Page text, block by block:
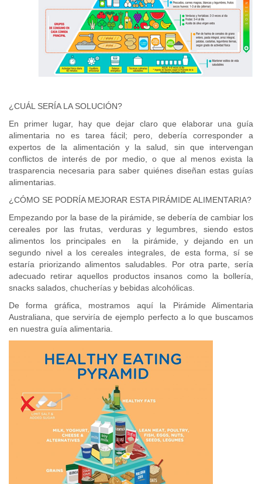
¿CUÁL SERÍA LA SOLUCIÓN?
En primer lugar, hay que dejar claro que elaborar una guía
alimentaria no es tarea fácil; pero, debería corresponder a
expertos de la alimentación y la salud, sin que intervengan
conflictos de interés de por medio, o que al menos exista la
trasparencia necesaria para saber quiénes diseñan estas guías
alimentarias.
¿CÓMO SE PODRÍA MEJORAR ESTA PIRÁMIDE ALIMENTARIA?
Empezando por la base de la pirámide, se debería de cambiar los
cereales por las frutas, verduras y legumbres, siendo estos
alimentos los principales en la pirámide, y dejando en un
segundo nivel a los cereales integrales, de esta forma, sí se
estaría priorizando alimentos saludables. Por otra parte, sería
adecuado retirar aquellos productos insanos como la bollería,
snacks salados, chucherías y bebidas alcohólicas.
De forma gráfica, mostramos aquí la Pirámide Alimentaria
Australiana, que serviría de ejemplo perfecto a lo que buscamos
en nuestra guía alimentaria.